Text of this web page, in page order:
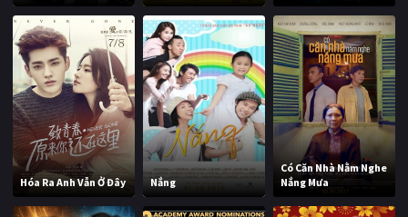
Hóa Ra Anh Vẫn Ở Đây Nắng
Có Căn Nhà Nằm Nghe
Nắng Mưa